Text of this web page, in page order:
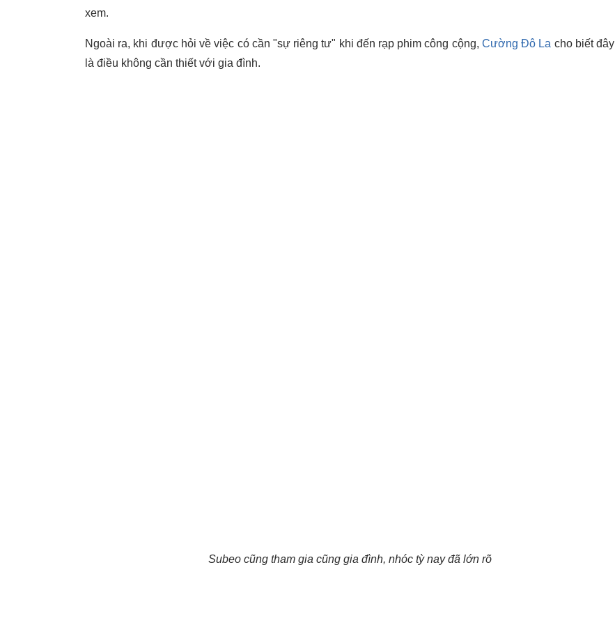
xem.
Ngoài ra, khi được hỏi về việc có cần "sự riêng tư" khi đến rạp phim công cộng, Cường Đô La cho biết đây
là điều không cần thiết với gia đình.
Subeo cũng tham gia cũng gia đình, nhóc tỳ nay đã lớn rõ